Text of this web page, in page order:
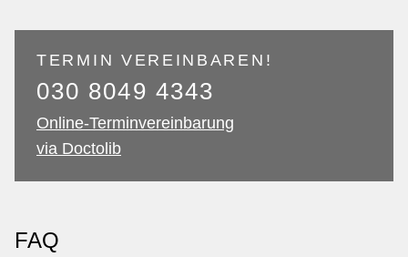
TERMIN VEREINBAREN!
030 8049 4343
Online-Terminvereinbarung
via Doctolib
FAQ